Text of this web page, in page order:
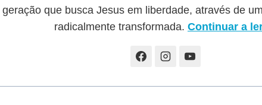
geração que busca Jesus em liberdade, através de
radicalmente transformada. Continuar a